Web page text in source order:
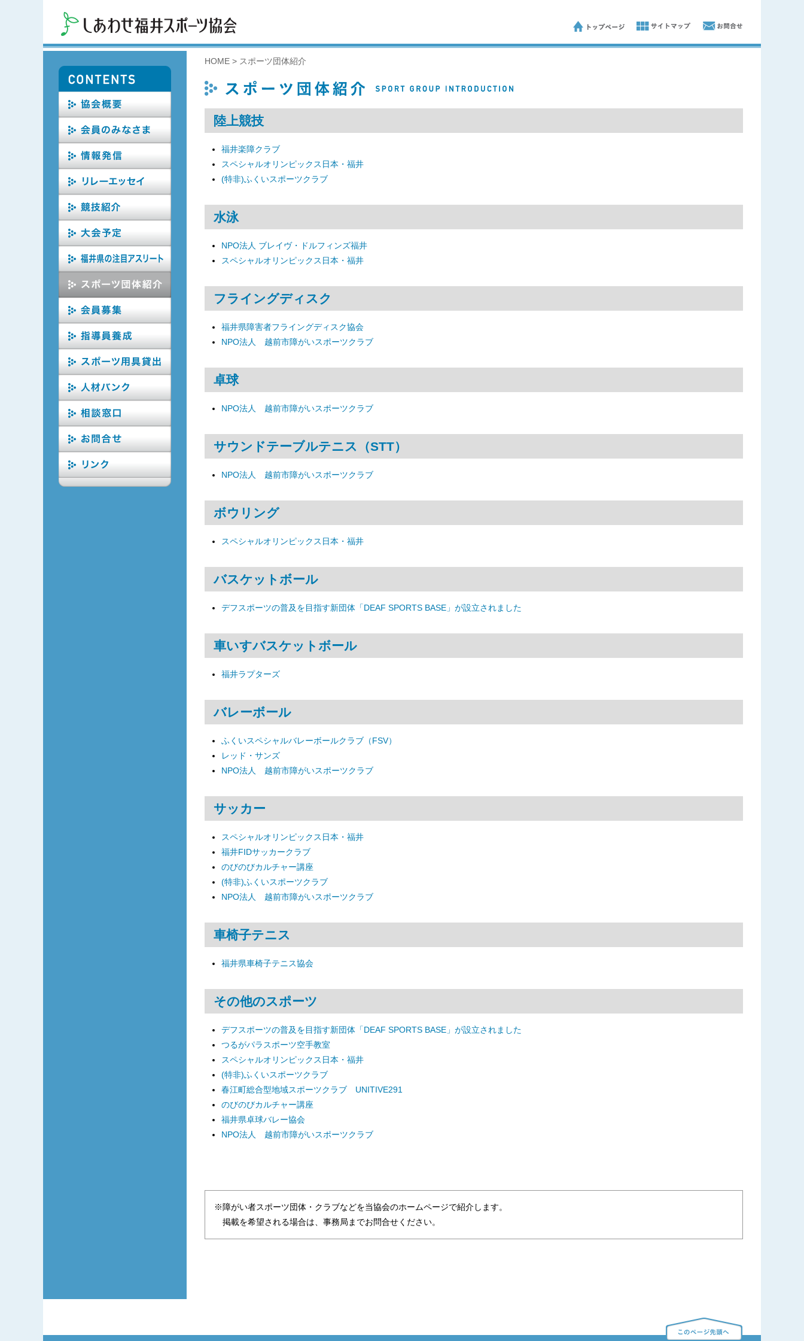
HOME > スポーツ団体紹介
陸上競技
福井楽障クラブ
スペシャルオリンピックス日本・福井
(特非)ふくいスポーツクラブ
水泳
NPO法人 ブレイヴ・ドルフィンズ福井
スペシャルオリンピックス日本・福井
フライングディスク
福井県障害者フライングディスク協会
NPO法人 越前市障がいスポーツクラブ
卓球
NPO法人 越前市障がいスポーツクラブ
サウンドテーブルテニス（STT）
NPO法人 越前市障がいスポーツクラブ
ボウリング
スペシャルオリンピックス日本・福井
バスケットボール
デフスポーツの普及を目指す新団体「DEAF SPORTS BASE」が設立されました
車いすバスケットボール
福井ラプターズ
バレーボール
ふくいスペシャルバレーボールクラブ（FSV）
レッド・サンズ
NPO法人 越前市障がいスポーツクラブ
サッカー
スペシャルオリンピックス日本・福井
福井FIDサッカークラブ
のびのびカルチャー講座
(特非)ふくいスポーツクラブ
NPO法人 越前市障がいスポーツクラブ
車椅子テニス
福井県車椅子テニス協会
その他のスポーツ
デフスポーツの普及を目指す新団体「DEAF SPORTS BASE」が設立されました
つるがパラスポーツ空手教室
スペシャルオリンピックス日本・福井
(特非)ふくいスポーツクラブ
春江町総合型地域スポーツクラブ UNITIVE291
のびのびカルチャー講座
福井県卓球バレー協会
NPO法人 越前市障がいスポーツクラブ
※障がい者スポーツ団体・クラブなどを当協会のホームページで紹介します。
掲載を希望される場合は、事務局までお問合せください。